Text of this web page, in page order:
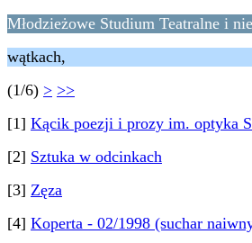
Młodzieżowe Studium Teatralne i
wątkach,
(1/6) > >>
[1] Kącik poezji i prozy im. optyka
[2] Sztuka w odcinkach
[3] Zęza
[4] Koperta - 02/1998 (suchar